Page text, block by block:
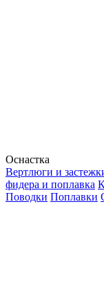
Оснастка
Вертлюги и
фидера и поплавка
Поводки Поплавки